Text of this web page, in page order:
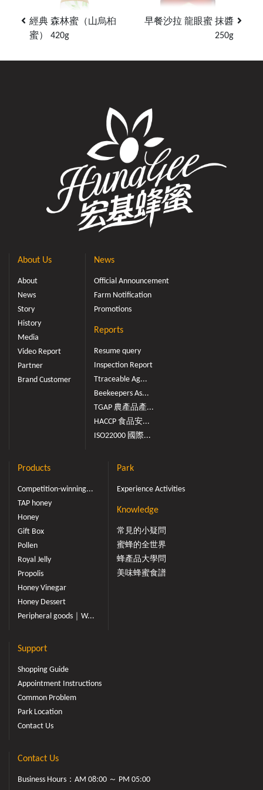
經典 森林蜜（山烏桕
蜜） 420g
早餐沙拉 龍眼蜜 抹醬
250g
About Us
About
News
Story
History
Media
Video Report
Partner
Brand Customer
News
Official Announcement
Farm Notification
Promotions
Reports
Resume query
Inspection Report
Ttraceable Ag...
Beekeepers As...
TGAP 農產品產...
HACCP 食品安...
ISO22000 國際...
Products
Competition-winning...
TAP honey
Honey
Gift Box
Pollen
Royal Jelly
Propolis
Honey Vinegar
Honey Dessert
Peripheral goods｜W...
Park
Experience Activities
Knowledge
常見的小疑問
蜜蜂的全世界
蜂產品大學問
美味蜂蜜食譜
Support
Shopping Guide
Appointment Instructions
Common Problem
Park Location
Contact Us
Contact Us
Business Hours：AM 08:00 ～ PM 05:00